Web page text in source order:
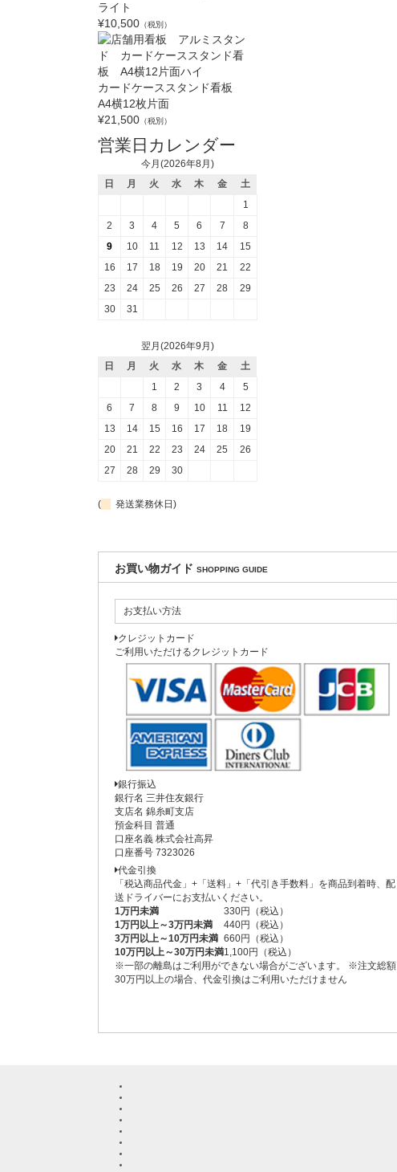
ライト
¥10,500 （税別）
カードケーススタンド看板
A4横12枚片面
¥21,500 （税別）
営業日カレンダー
今月(2026年8月)
日
月 火 水 木 金
土
1
2
3 4 5 6 7
8
9
10 11 12 13 14
15
16
17 18 19 20 21
22
23
24 25 26 27 28
29
30
31
翌月(2026年9月)
日
月 火 水 木 金
土
1
2 3 4
5
6
7 8 9 10 11
12
13
14 15 16 17 18
19
20
21 22 23 24 25
26
27
28 29 30
( 発送業務休日)
お買い物ガイド SHOPPING GUIDE
お支払い方法
クレジットカード
ご利用いただけるクレジットカード
銀行振込
銀行名 三井住友銀行
支店名 錦糸町支店
預金科目 普通
口座名義 株式会社高昇
口座番号 7323026
代金引換
「税込商品代金」+「送料」+「代引き手数料」を商品到着時、配
送ドライバーにお支払いください。
1万円未満
330円（税込）
1万円以上～3万円未満
440円（税込）
3万円以上～10万円未満 660円（税込）
10万円以上～30万円未満1,100円（税込）
※一部の離島はご利用ができない場合がございます。 ※注文総額
30万円以上の場合、代金引換はご利用いただけません